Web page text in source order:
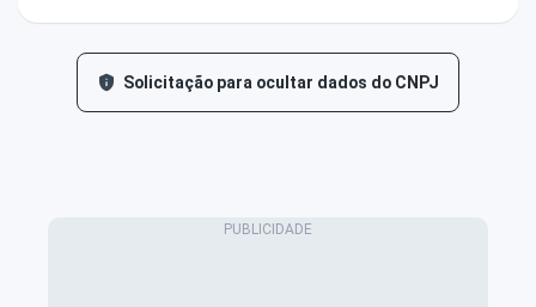
Solicitação para ocultar dados do CNPJ